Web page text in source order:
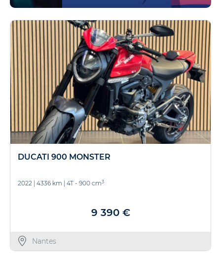
DUCATI 900 MONSTER
2022 4336 km 4T - 900 cm3
9 390 €
Nantes